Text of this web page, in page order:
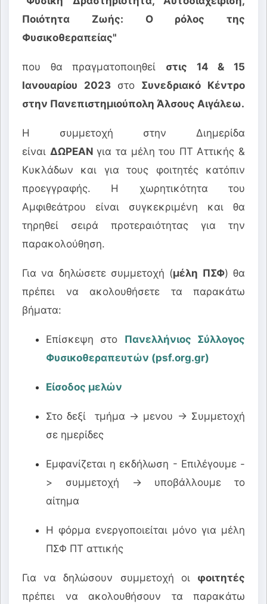
Ποιότητα Ζωής: Ο ρόλος της
Φυσικοθεραπείας"
που θα πραγματοποιηθεί στις 14 & 15
Ιανουαρίου 2023 στο Συνεδριακό Κέντρο
στην Πανεπιστημιούπολη Άλσους Αιγάλεω.
Η συμμετοχή στην Διημερίδα
είναι ΔΩΡΕΑΝγια τα μέλη του ΠΤ Αττικής &
Κυκλάδων και για τους φοιτητές κατόπιν
προεγγραφής. Η χωρητικότητα του
Αμφιθεάτρου είναι συγκεκριμένη και θα
τηρηθεί σειρά προτεραιότητας για την
παρακολούθηση.
Για να δηλώσετε συμμετοχή (μέλη ΠΣΦ) θα
πρέπει να ακολουθήσετε τα παρακάτω
βήματα:
Επίσκεψη στο Πανελλήνιος Σύλλογος
Φυσικοθεραπευτών (psf.org.gr)
Είσοδος μελών
Στο δεξί τμήμα -> μενου -> Συμμετοχή
σε ημερίδες
Εμφανίζεται η εκδήλωση - Επιλέγουμε -
> συμμετοχή -> υποβάλλουμε το
αίτημα
Η φόρμα ενεργοποιείται μόνο για μέλη
ΠΣΦ ΠΤ αττικής
Για να δηλώσουν συμμετοχή οι φοιτητές
πρέπει να ακολουθήσουν τα παρακάτω